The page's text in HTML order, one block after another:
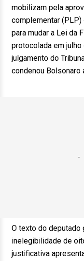
mobilizam pela
complementar (PLP)
para mudar a Lei da
protocolada em
julgamento do
condenou
O texto do deputado
inelegibilidade de
justificativa